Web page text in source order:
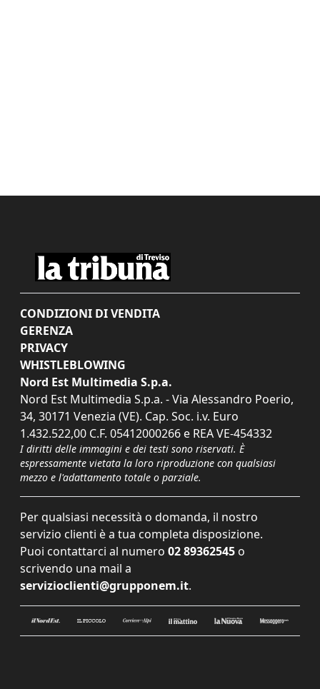
CONDIZIONI DI VENDITA
GERENZA
PRIVACY
WHISTLEBLOWING
Nord Est Multimedia S.p.a.
Nord Est Multimedia S.p.a. - Via Alessandro Poerio,
34, 30171 Venezia (VE). Cap. Soc. i.v. Euro
1.432.522,00 C.F. 05412000266 e REA VE-454332
I diritti delle immagini e dei testi sono riservati. È
espressamente vietata la loro riproduzione con qualsiasi
mezzo e l'adattamento totale o parziale.
Per qualsiasi necessità o domanda, il nostro
servizio clienti è a tua completa disposizione.
Puoi contattarci al numero 02 89362545 o
scrivendo una mail a
servizioclienti@grupponem.it.